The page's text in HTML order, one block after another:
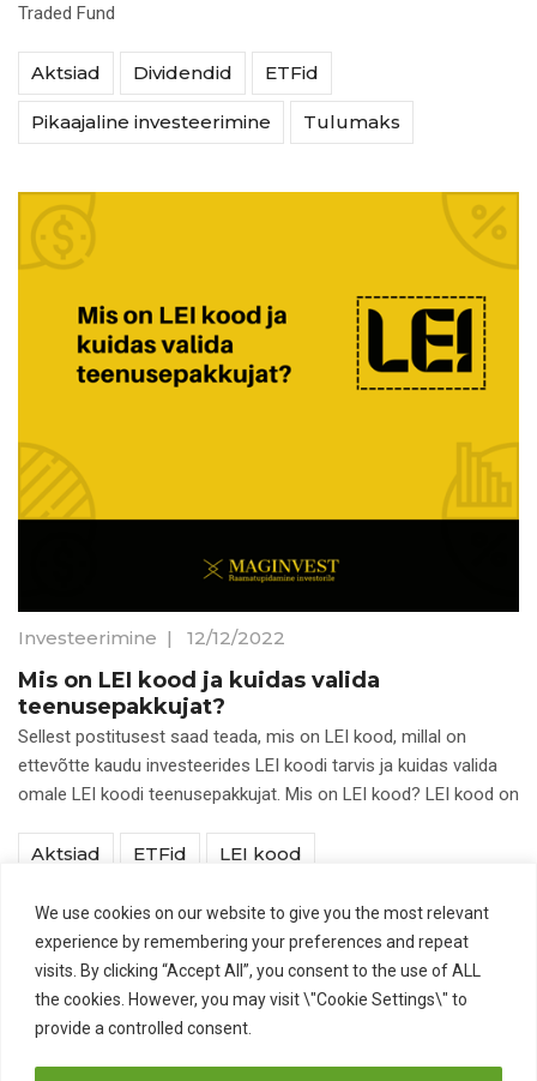
We use cookies on our website to give you the most relevant
experience by remembering your preferences and repeat
visits. By clicking “Accept All”, you consent to the use of ALL
the cookies. However, you may visit \"Cookie Settings\" to
provide a controlled consent.
Traded Fund
Aktsiad Dividendid ETFid
Pikaajaline investeerimine Tulumaks
Investeerimine | 12/12/2022
Mis on LEI kood ja kuidas valida
teenusepakkujat?
Sellest postitusest saad teada, mis on LEI kood, millal on
ettevõtte kaudu investeerides LEI koodi tarvis ja kuidas valida
omale LEI koodi teenusepakkujat. Mis on LEI kood? LEI kood on
Aktsiad ETFid LEI kood
Pikaajaline investeerimine
1 2